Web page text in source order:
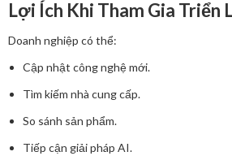
Lợi Ích Khi Tham Gia Triển
Doanh nghiệp có thể:
Cập nhật công nghệ mới.
Tìm kiếm nhà cung cấp.
So sánh sản phẩm.
Tiếp cận giải pháp AI.